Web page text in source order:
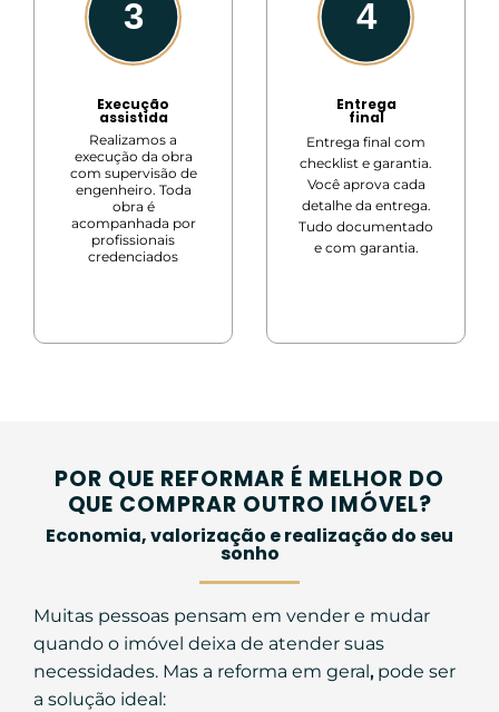
Execução
assistida
Realizamos a
execução da obra
com supervisão de
engenheiro. Toda
obra é
acompanhada por
profissionais
credenciados
Entrega
final
Entrega final com
checklist e garantia.
Você aprova cada
detalhe da entrega.
Tudo documentado
e com garantia.
POR QUE REFORMAR É MELHOR DO
QUE COMPRAR OUTRO IMÓVEL?
Economia, valorização e realização do seu
sonho
Muitas pessoas pensam em vender e mudar
quando o imóvel deixa de atender suas
necessidades. Mas a reforma em geral ,pode ser
a solução ideal: